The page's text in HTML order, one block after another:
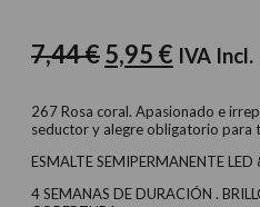
7,44€El
original
era:
7,44 €.
5,95 € El
actual
es:
5,95 €.
IVA Incl.
267 Rosa coral. Apasionado e
seductor y alegre obligatorio para
ESMALTE SEMIPERMANENTE LED
4 SEMANAS DE DURACIÓN .